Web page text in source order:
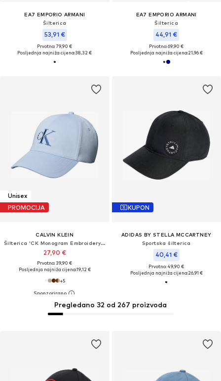
EA7 EMPORIO ARMANI
Šilterica
53,91 €
Prvotno: 79,90 €
Posljednja najniža cijena:38,32 €
EA7 EMPORIO ARMANI
Šilterica
44,91 €
Prvotno: 69,90 €
Posljednja najniža cijena:21,96 €
Unisex
PROMOCIJA
CALVIN KLEIN
Šilterica 'CK Monogram Embroidery Baseball'
27,90 €
Prvotno: 39,90 €
Posljednja najniža cijena:19,12 €
+5
KUPON
ADIDAS BY STELLA MCCARTNEY
Sportska šilterica
40,41 €
Prvotno: 49,90 €
Posljednja najniža cijena:26,91 €
Pregledano 32 od 267 proizvoda